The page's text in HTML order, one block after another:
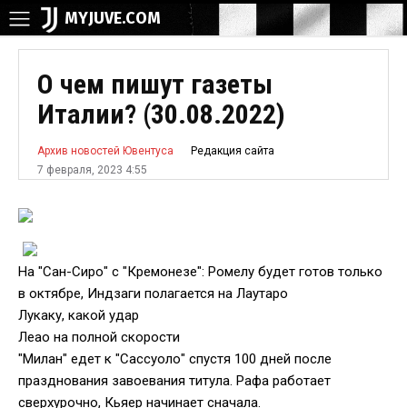
MYJUVE.COM
О чем пишут газеты
Италии? (30.08.2022)
Архив новостей Ювентуса
Редакция сайта
7 февраля, 2023 4:55
На "Сан-Сиро" с "Кремонезе": Ромелу будет готов только
в октябре, Индзаги полагается на Лаутаро
Лукаку, какой удар
Леао на полной скорости
"Милан" едет к "Сассуоло" спустя 100 дней после
празднования завоевания титула. Рафа работает
сверхурочно, Кьяер начинает сначала.